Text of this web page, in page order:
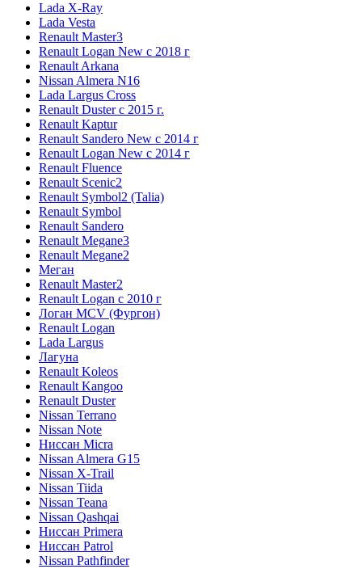
Lada X-Ray
Lada Vesta
Renault Master3
Renault Logan New с 2018 г
Renault Arkana
Nissan Almera N16
Lada Largus Cross
Renault Duster с 2015 г.
Renault Kaptur
Renault Sandero New с 2014 г
Renault Logan New с 2014 г
Renault Fluence
Renault Scenic2
Renault Symbol2 (Talia)
Renault Symbol
Renault Sandero
Renault Megane3
Renault Megane2
Меган
Renault Master2
Renault Logan c 2010 г
Логан МСV (Фургон)
Renault Logan
Lada Largus
Лагуна
Renault Koleos
Renault Kangoo
Renault Duster
Nissan Terrano
Nissan Note
Ниссан Micra
Nissan Almera G15
Nissan X-Trail
Nissan Tiida
Nissan Teana
Nissan Qashqai
Ниссан Primera
Ниссан Patrol
Nissan Pathfinder